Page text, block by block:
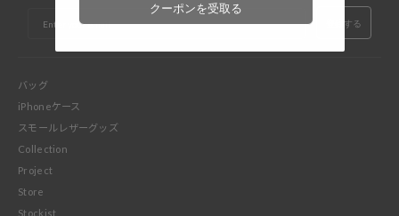
登録する
バッグ
iPhoneケース
スモールレザーグッズ
Collection
Project
Store
Stockist
クーポンを受取る